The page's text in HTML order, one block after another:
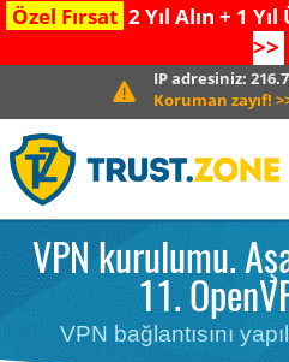
Özel Fırsat 2 Yıl Alın + 1 Yıl
>>
IP adresiniz:
Koruman zayıf!
VPN kurulumu.
11.
VPN bağlantısını